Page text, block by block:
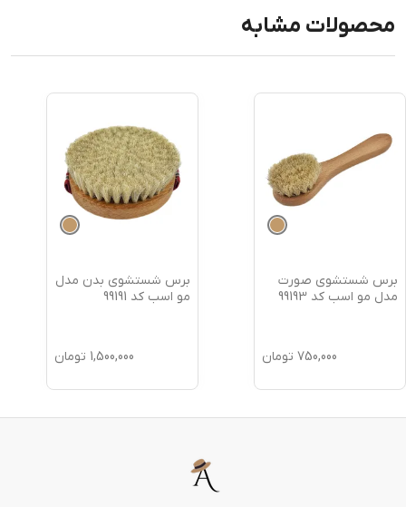
محصولات مشابه
برس شستشوی صورت
مدل مو اسب کد 99193
750,000 تومان
برس شستشوی بدن مدل
مو اسب کد 99191
1,500,000 تومان